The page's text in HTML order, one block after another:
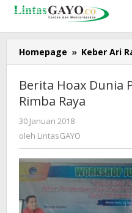
Lewati
konten
Homepage » Keber Ari
Berita Hoax Dunia
Rimba Raya
30 Januari 2018
oleh LintasGAYO